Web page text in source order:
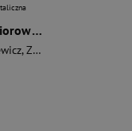
Miejski transport zbiorowy Kształtowanie wartości usług dla pasażera w świetle wyzwań nowej kultury mobilności
,Załoga Elżbieta